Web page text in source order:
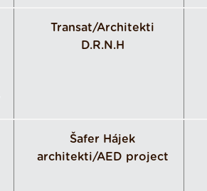
Transat/Architekti
D.R.N.H
Šafer Hájek
architekti/AED project